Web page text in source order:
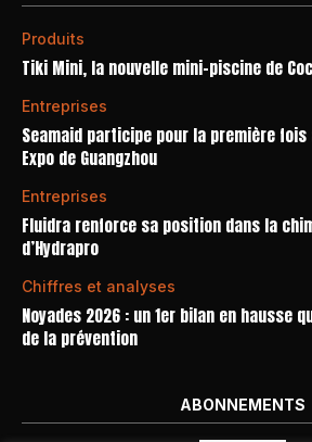
Produits
Tiki Mini, la nouvelle mini-piscine de
Entreprises
Seamaid participe pour la première fois
Expo de Guangzhou
Entreprises
Fluidra renforce sa position dans la
d’Hydrapro
Chiffres et analyses
Noyades 2026 : un 1er bilan en hausse
de la prévention
ABONNEMENTS